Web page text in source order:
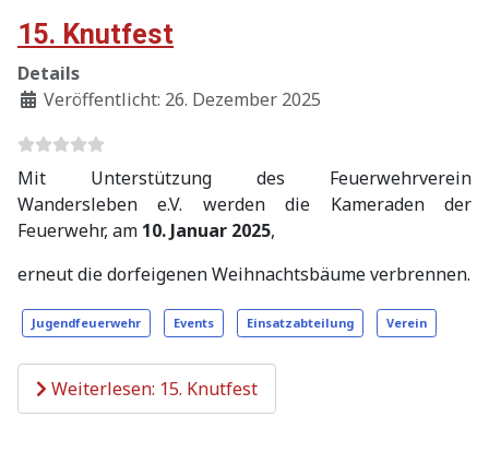
15. Knutfest
Details
Veröffentlicht: 26. Dezember 2025
Mit Unterstützung des Feuerwehrverein
Wandersleben e.V. werden die Kameraden der
Feuerwehr, am 10. Januar 2025,
erneut die dorfeigenen Weihnachtsbäume verbrennen.
Jugendfeuerwehr Events Einsatzabteilung Verein
Weiterlesen: 15. Knutfest